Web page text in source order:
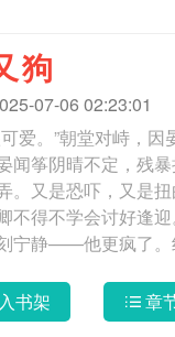
狗
07-06 02:23:01
爱。”朝堂对峙，
闻筝阴晴不定，残
。又是恐吓，又是
不得不学会讨好逢
宁静——他更疯了
。学着他往日举止
会狠狠执鞭子抽
书架 章